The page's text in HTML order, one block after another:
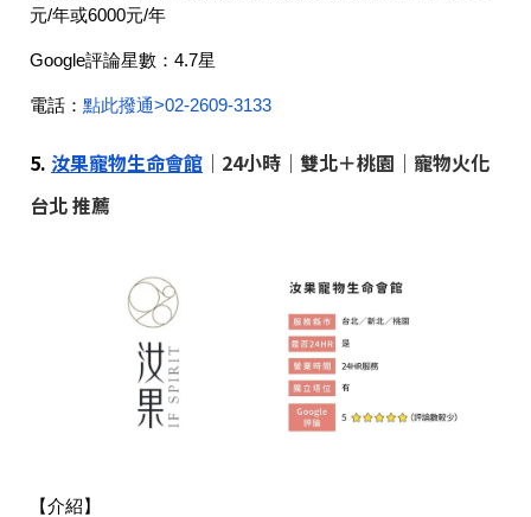
元/年或6000元/年
Google評論星數： 4.7星
電話： 點此撥通>02-2609-3133
5. 汝果寵物生命會館 ｜24小時｜雙北＋桃園｜寵物火化
台北 推薦
【介紹】